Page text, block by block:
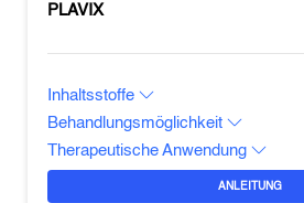
PLAVIX
Inhaltsstoffe
Behandlungsmöglichkeit
Therapeutische Anwendung
ANLEITUNG